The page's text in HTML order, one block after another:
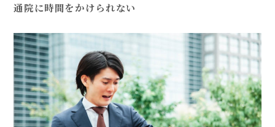
通院に時間をかけられない